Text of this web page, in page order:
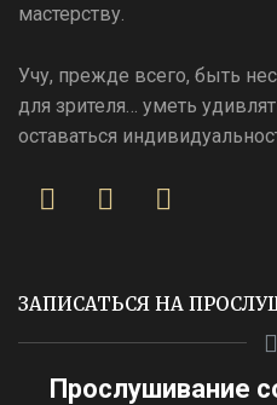
мастерству.
Учу, прежде всего, быть
для зрителя… уметь
оставаться
ЗАПИСАТЬСЯ НА
Прослушивание